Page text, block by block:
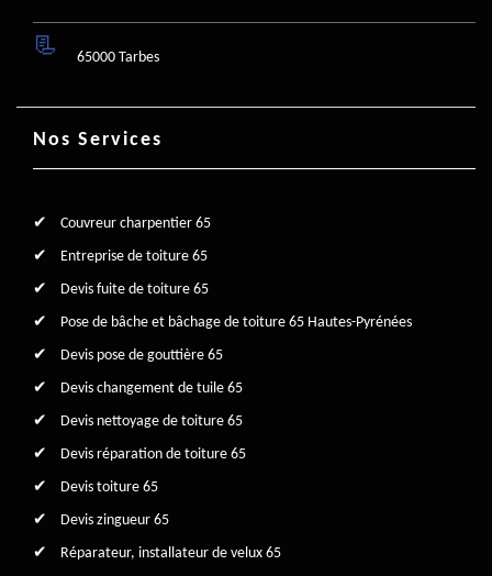
65000 Tarbes
Nos Services
Couvreur charpentier 65
Entreprise de toiture 65
Devis fuite de toiture 65
Pose de bâche et bâchage de toiture 65 Hautes-Pyrénées
Devis pose de gouttière 65
Devis changement de tuile 65
Devis nettoyage de toiture 65
Devis réparation de toiture 65
Devis toiture 65
Devis zingueur 65
Réparateur, installateur de velux 65